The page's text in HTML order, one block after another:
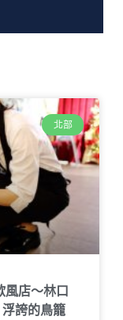
北部
風店〜林口
誇的鳥籠